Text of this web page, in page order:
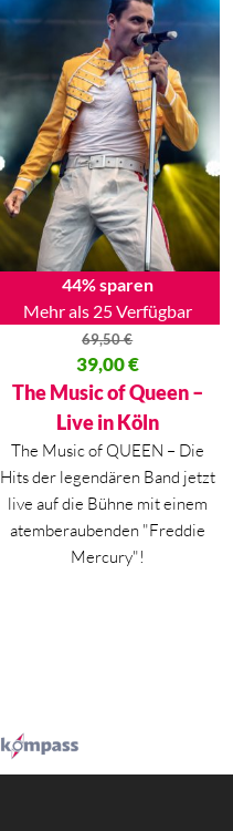
44% sparen
Mehr als 25 Verfügbar
69,50€
Ursprünglicher Preis war:
39,00€
Aktueller Preis ist: 39,00 €.
The Music of Queen –
Live in Köln
The Music of QUEEN – Die
Hits der legendären Band jetzt
live auf die Bühne mit einem
atemberaubenden "Freddie
Mercury"!